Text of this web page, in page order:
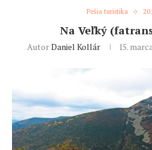
Pešia turistika
Na Veľký
AutorDaniel Kollár 15.